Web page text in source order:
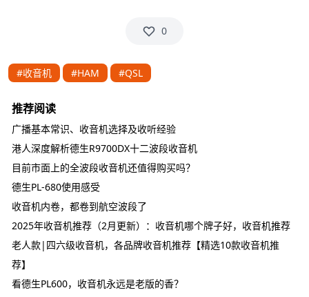
0
#收音机 #HAM #QSL
推荐阅读
广播基本常识、收音机选择及收听经验
港人深度解析德生R9700DX十二波段收音机
目前市面上的全波段收音机还值得购买吗？
德生PL-680使用感受
收音机内卷，都卷到航空波段了
2025年收音机推荐（2月更新）：收音机哪个牌子好，收音机推荐
老人款|四六级收音机，各品牌收音机推荐【精选10款收音机推
荐】
看德生PL600，收音机永远是老版的香？